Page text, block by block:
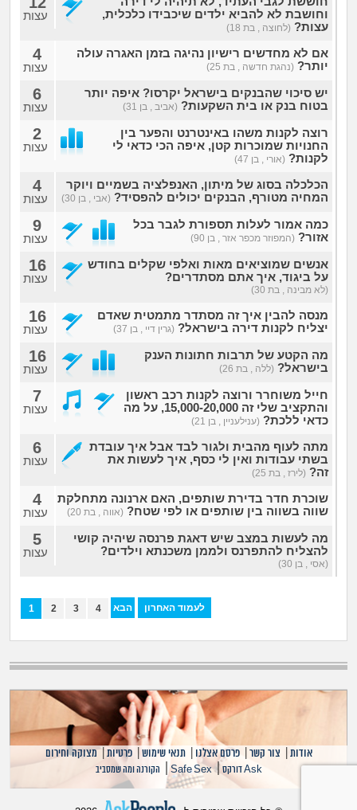
וחושבת לא להביא ילדים שיכבידו כלכלית,
עצות? (לחוצה , בת 18)
עצות
אם לא מחדשים רישיון נהיגה בזמן האגרה עולה
יותר? (נהגת חדשה , בת 25)
4
עצות
יש סיכוי שהבנקים בישראל יקרסו? איפה יותר
בטוח בנק או בית השקעות? (אביב , בן 31)
6
עצות
רוצה לקנות משהו באינטרנט והפער בין
החנויות שמוכרות קטן, איפה הכי כדאי לי
לקנות? (אורי , בן 47)
2
עצות
הכלכלה בסוג של מיתון, האנפלציה בשמיים ויוקר
המחיה מטורף, הבנקים יכולים להפסיד? (אבי , בן 30)
4
עצות
כמה אמור לעלות תספורת לגבר בכל
אזור? (המפוזר מכפר אזר , בן 90)
9
עצות
אנשים שמוציאים מאות ואלפי שקלים בחודש
על ביגוד, איך אתם מסתדרים?
(לא מבינה , בת 30)
16
עצות
מנסה להבין איך זה מסתדר מתמטית שאדם
יצליח לקנות דירה בישראל? (גרין דיי , בן 37)
16
עצות
מה הקטע של תרבות חתונות הענק
בישראל? (ללה , בת 26)
16
עצות
חייל משוחרר ורוצה לקנות רכב ראשון
והתקציב שלי זה 15,000-20,000, על מה
כדאי ללכת? (ענילעניין , בן 21)
7
עצות
מתה לעוף מהבית ולגור לבד אבל איך עובדת
בשתי עבודות ואין לי כסף, איך לעשות את
זה? (לירז , בת 25)
6
עצות
שוכרת חדר בדירת שותפים, האם ארנונה מתחלקת
שווה בשווה בין שותפים או לפי שטח? (אווה , בת 20)
4
עצות
מה לעשות במצב שיש דאגת פרנסה שיהיה קושי
להצליח להתפרנס ולממן משכנתא וילדים?
(אסי , בן 30)
5
עצות
1 2 3 4 הבא לעמוד האחרון
אודות צור קשר |פרסם אצלנו |תנאי שימוש |פרטיות |מצוקה וחירום
Ask דורקס |
Safe Sex
| הקורנה ומה שמסביב